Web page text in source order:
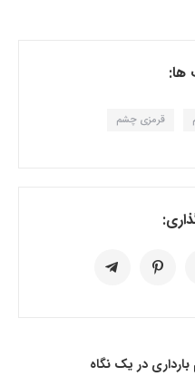
قرمزی چشم
بارداری در یک نگاه